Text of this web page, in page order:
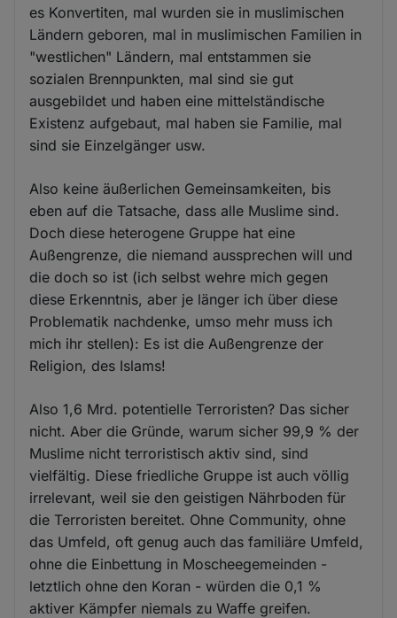
es Konvertiten, mal wurden sie in muslimischen
Ländern geboren, mal in muslimischen Familien in
"westlichen" Ländern, mal entstammen sie
sozialen Brennpunkten, mal sind sie gut
ausgebildet und haben eine mittelständische
Existenz aufgebaut, mal haben sie Familie, mal
sind sie Einzelgänger usw.
Also keine äußerlichen Gemeinsamkeiten, bis
eben auf die Tatsache, dass alle Muslime sind.
Doch diese heterogene Gruppe hat eine
Außengrenze, die niemand aussprechen will und
die doch so ist (ich selbst wehre mich gegen
diese Erkenntnis, aber je länger ich über diese
Problematik nachdenke, umso mehr muss ich
mich ihr stellen): Es ist die Außengrenze der
Religion, des Islams!
Also 1,6 Mrd. potentielle Terroristen? Das sicher
nicht. Aber die Gründe, warum sicher 99,9 % der
Muslime nicht terroristisch aktiv sind, sind
vielfältig. Diese friedliche Gruppe ist auch völlig
irrelevant, weil sie den geistigen Nährboden für
die Terroristen bereitet. Ohne Community, ohne
das Umfeld, oft genug auch das familiäre Umfeld,
ohne die Einbettung in Moscheegemeinden -
letztlich ohne den Koran - würden die 0,1 %
aktiver Kämpfer niemals zu Waffe greifen.